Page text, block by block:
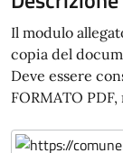
Il modulo
copia del
Deve essere
FORMATO